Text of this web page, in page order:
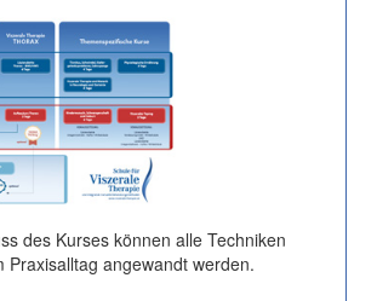
des Kurses können alle Techniken
Praxisalltag angewandt werden.